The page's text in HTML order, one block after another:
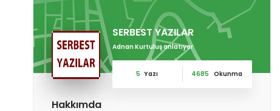
SERBEST YAZILAR
Adnan Kurtuluş anlatıyor
5 Yazı 4685 Okunma
Hakkımda